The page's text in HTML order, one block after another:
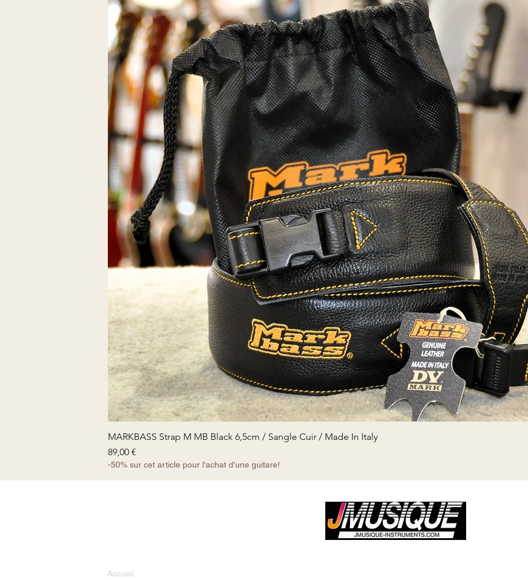
Aperçu rapide
MARKBASS Strap M MB Black 6,5cm / Sangle Cuir / Made In Italy
Prix
89,00 €
-50% sur cet article pour l'achat d'une guitare!
Accueil